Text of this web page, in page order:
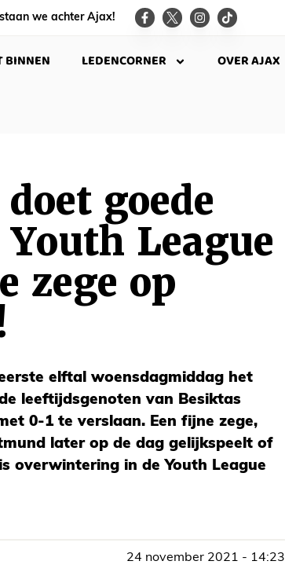
we achter Ajax!
BINNEN LEDENCORNER OVER AJAX
goede
League
zege op
elftal woensdagmiddag het
leeftijdsgenoten van Besiktas
0-1 te verslaan. Een fijne zege,
later op de dag gelijkspeelt of
overwintering in de Youth League
24 november 2021 - 14:23